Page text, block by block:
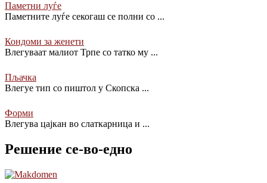
Паметни луѓе
Паметните луѓе секогаш се полни со ...
Кондоми за женети
Влегуваат малиот Трпе со татко му ...
Пљачка
Влегуе тип со пиштол у Скопска ...
Форми
Влегува цајкан во слаткарница и ...
Решение се-во-едно